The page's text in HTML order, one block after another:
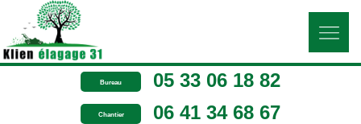
Bureau 05 33 06 18 82
Chantier 06 41 34 68 67